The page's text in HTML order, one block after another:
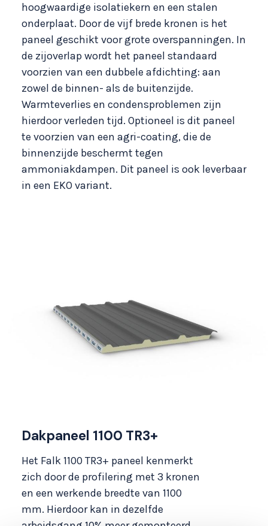
hoogwaardige isolatiekern en een stalen
onderplaat. Door de vijf brede kronen is het
paneel geschikt voor grote overspanningen. In
de zijoverlap wordt het paneel standaard
voorzien van een dubbele afdichting: aan
zowel de binnen- als de buitenzijde.
Warmteverlies en condensproblemen zijn
hierdoor verleden tijd. Optioneel is dit paneel
te voorzien van een agri-coating, die de
binnenzijde beschermt tegen
ammoniakdampen. Dit paneel is ook leverbaar
in een EKO variant.
Dakpaneel 1100 TR3+
Het Falk 1100 TR3+ paneel kenmerkt
zich door de profilering met 3 kronen
en een werkende breedte van 1100
mm. Hierdoor kan in dezelfde